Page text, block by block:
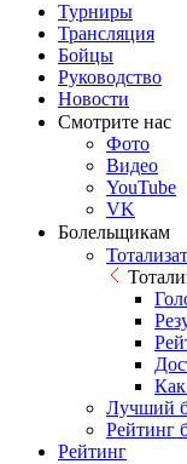
Турниры
Трансляция
Бойцы
Руководство
Новости
Смотрите нас
Фото
Видео
YouTube
VK
Болельщикам
Как
Лучший
Рейтинг
Рейтинг